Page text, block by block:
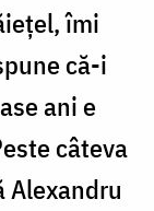
îmi
că-i
ani e
câteva
Alexandru